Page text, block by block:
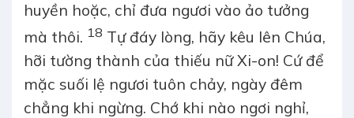
huyền hoặc, chỉ đưa ngươi vào ảo tưởng
mà thôi. 18 Tự đáy lòng, hãy kêu lên Chúa,
hỡi tường thành của thiếu nữ Xi-on! Cứ để
mặc suối lệ ngươi tuôn chảy, ngày đêm
chẳng khi ngừng. Chớ khi nào ngơi nghỉ,